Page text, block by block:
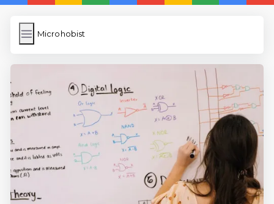
Microhobist
Microhobist
Bilder Hochladen
Wordpress Cache
Anasayfa
5 Günde İngilizce